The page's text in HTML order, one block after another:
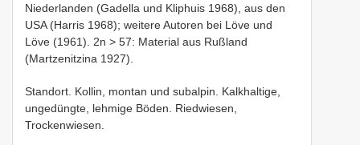
Niederlanden (Gadella und Kliphuis 1968), aus den
USA (Harris 1968); weitere Autoren bei Löve und
Löve (1961). 2n > 57: Material aus Rußland
(Martzenitzina 1927).
Standort. Kollin, montan und subalpin. Kalkhaltige,
ungedüngte, lehmige Böden. Riedwiesen,
Trockenwiesen.